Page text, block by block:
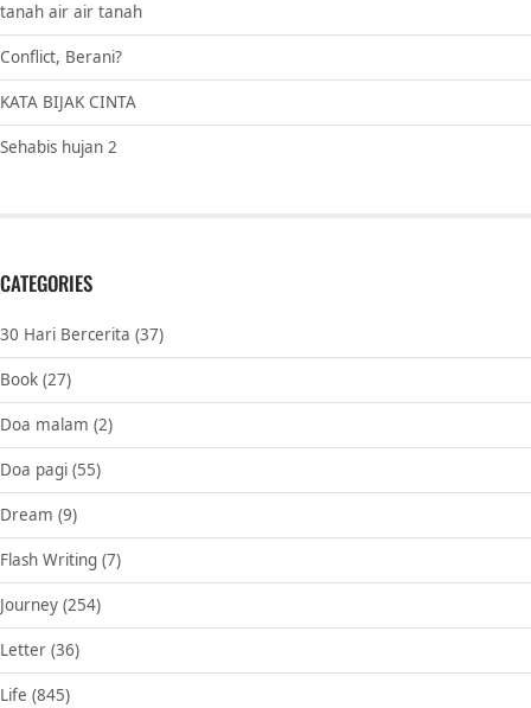
tanah air air tanah
Conflict, Berani?
KATA BIJAK CINTA
Sehabis hujan 2
CATEGORIES
30 Hari Bercerita (37)
Book (27)
Doa malam (2)
Doa pagi (55)
Dream (9)
Flash Writing (7)
Journey (254)
Letter (36)
Life (845)